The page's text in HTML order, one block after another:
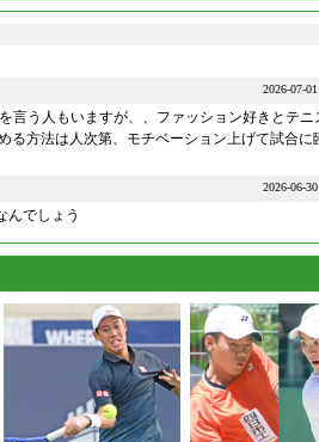
2026-07-
言う人もいますが、、ファッション好きとテニ
る方法は人次第、モチベーション上げて試合に
2026-06-
んでしょう